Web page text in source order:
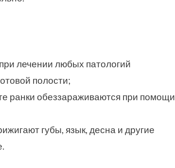
лечении любых патологий
полости;
ранки обеззараживаются при помощи
губы, язык, десна и другие